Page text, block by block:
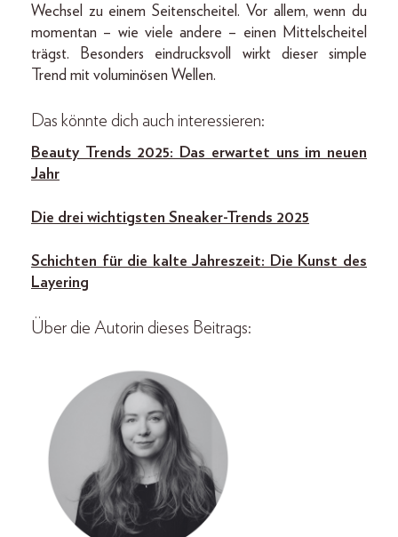
Wechsel zu einem Seitenscheitel. Vor allem, wenn du
momentan – wie viele andere – einen Mittelscheitel
trägst. Besonders eindrucksvoll wirkt dieser simple
Trend mit voluminösen Wellen.
Das könnte dich auch interessieren:
Beauty Trends 2025: Das erwartet uns im neuen
Jahr
Die drei wichtigsten Sneaker-Trends 2025
Schichten für die kalte Jahreszeit: Die Kunst des
Layering
Über die Autorin dieses Beitrags: